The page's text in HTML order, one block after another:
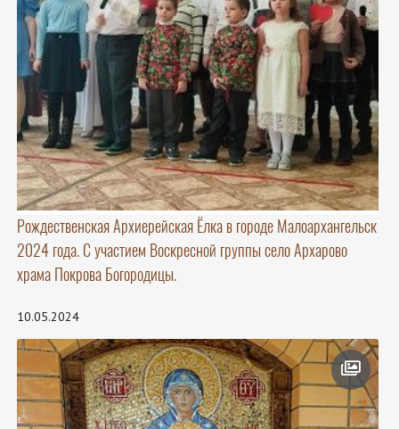
Рождественская Архиерейская Ёлка в городе Малоархангельск
2024 года. С участием Воскресной группы село Архарово
храма Покрова Богородицы.
10.05.2024